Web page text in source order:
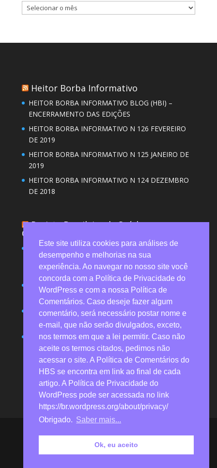
Materiais
para
Heitor Borba Informativo
HEITOR BORBA INFORMATIVO BLOG (HBI) –
ENCERRAMENTO DAS EDIÇÕES
HEITOR BORBA INFORMATIVO N 126 FEVEREIRO
DE 2019
HEITOR BORBA INFORMATIVO N 125 JANEIRO DE
2019
HEITOR BORBA INFORMATIVO N 124 DEZEMBRO
DE 2018
Revista Brasileira de Saúde
Ocupacional (RBSO)
Desgaste emocional de trabalhadores do serviço
funerário na pandemia revela desvalorização e
invisibilidade
Resenhas possibilitam valoração crítica de obras de
referência
Economia solidária promove saúde mental e justiça
social por meio de rede agroecológica
Obra com análise de 30 anos de acidentes traz
novas perspectivas para a segurança industrial
reservados (verificadas as exceções para reprodução
de materiais de divulgação técnico-científicos
Este site utiliza cookies para análises de
desempenho e melhorias na sua
experiência. Ao navegar no nosso site você
concorda com a Política de Privacidade do
WordPress e com a nossa Política de
Comentários. Caso deseje fazer algum
comentário, será necessário postar nome e
e-mail, que não serão divulgados, exceto,
nos termos em que a lei permitir. Caso não
aceite os termos citados, pedimos não
acessar o site. A Política de Comentários do
HBS se encontra em link ao final de cada
artigo. A Política de Privacidade do
WordPress pode ser acessada no link
https://br.wordpress.org/about/privacy/
Obrigado. Saber mais...
Ok, eu aceito